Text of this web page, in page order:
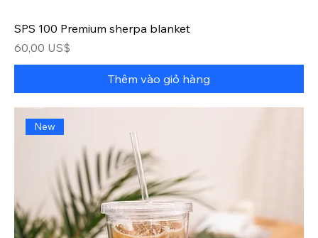
SPS 100 Premium sherpa blanket
Giá
60,00 US$
Thêm vào giỏ hàng
New